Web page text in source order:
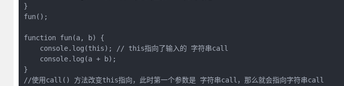
}
fun();
function fun(a, b) {
    console.log(this); // this指向了输入的 字符串call
    console.log(a + b);
}
//使用call() 方法改变this指向，此时第一个参数是 字符串call，那么就会指向字符串call